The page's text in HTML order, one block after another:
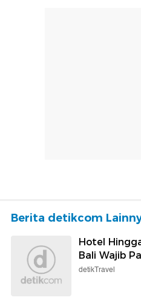
Berita detikcom
Hotel
Bali Wajib
detikTravel